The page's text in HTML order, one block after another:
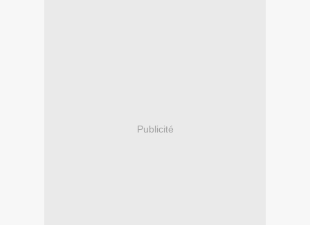
Publicité